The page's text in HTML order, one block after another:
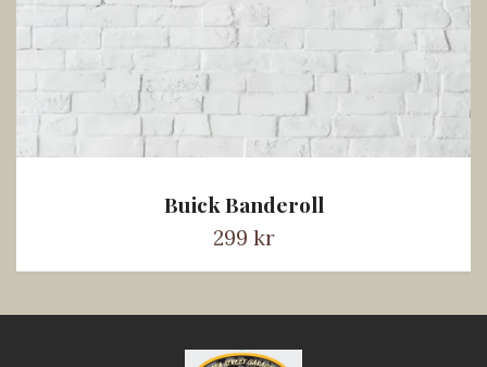
Buick Banderoll
299 kr